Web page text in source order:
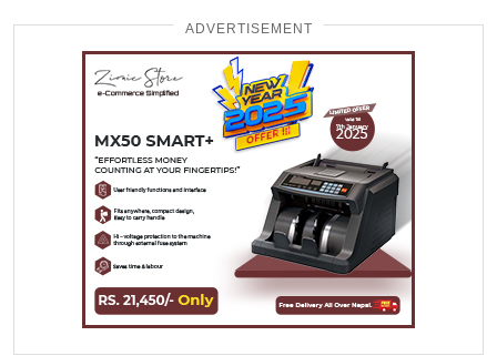
ADVERTISEMENT